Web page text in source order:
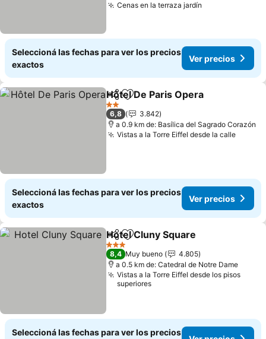
Cenas en la terraza jardín
Seleccioná las fechas para ver los precios
exactos
Ver precios
CompartirAñadir a favoritos
Hôtel De Paris Opera
2 Estrellas
6,8
3.842
a 0.9 km de: Basílica del Sagrado Corazón
Vistas a la Torre Eiffel desde la calle
Seleccioná las fechas para ver los precios
exactos
Ver precios
CompartirAñadir a favoritos
Hotel Cluny Square
3 Estrellas
8,4 Muy bueno
4.805
a 0.5 km de: Catedral de Notre Dame
Vistas a la Torre Eiffel desde los pisos
superiores
Seleccioná las fechas para ver los precios